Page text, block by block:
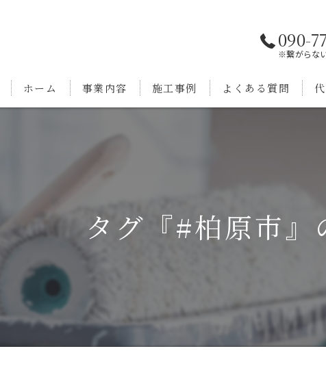
090-
※繋がらな
ホーム 事業内容 施工事例 よくある質問
タグ『#柏原市』